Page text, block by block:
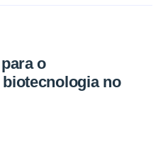
o
no